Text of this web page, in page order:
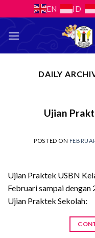
to
content
EN ID
DAILY
Ujian
POSTED ON
Ujian Praktek USBN
Februari sampai
Ujian Praktek Sekolah: